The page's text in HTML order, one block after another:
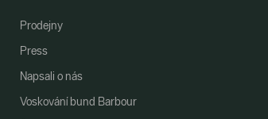
Prodejny
Press
Napsali o nás
Voskování bund Barbour